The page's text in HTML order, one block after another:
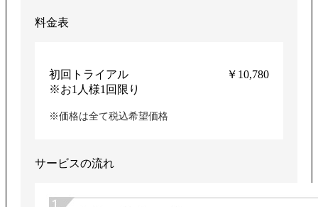
料金表
初回トライアル
※お1人様1回限り
￥10,780
※価格は全て税込希望価格
サービスの流れ